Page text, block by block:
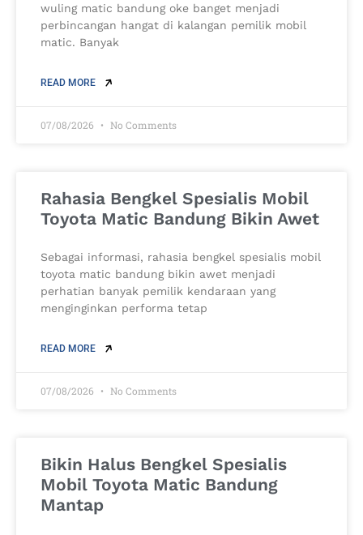
wuling matic bandung oke banget menjadi
perbincangan hangat di kalangan pemilik mobil
matic. Banyak
READ MORE
07/08/2026 No Comments
Rahasia Bengkel Spesialis Mobil
Toyota Matic Bandung Bikin Awet
Sebagai informasi, rahasia bengkel spesialis mobil
toyota matic bandung bikin awet menjadi
perhatian banyak pemilik kendaraan yang
menginginkan performa tetap
READ MORE
07/08/2026 No Comments
Bikin Halus Bengkel Spesialis
Mobil Toyota Matic Bandung
Mantap